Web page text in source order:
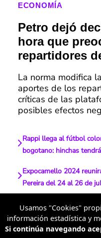
ECONOMÍA
Petro dejó
hora que
repartidores
La norma modifica
aportes de los
críticas de las
posibles efectos
Rappi llega al fútbol
bogotano: hinchas
Expocamello 2024
Pereira del 24 al 26 de
El "boom" de las
animal revoluciona la
Rappi vs. SIC: el fallo
Usamos "Cookies"
información estadística y
Si continúa navegando